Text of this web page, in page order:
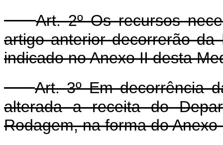
Art. 2º Os recursos
artigo anterior decorrerão da
indicado no Anexo II desta
Art. 3º Em decorrência
alterada a receita do
Rodagem, na forma do Anexo